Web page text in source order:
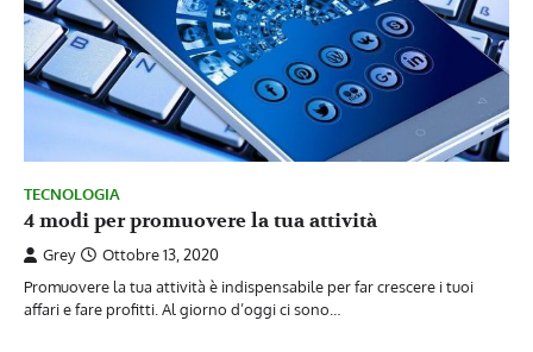
TECNOLOGIA
4 modi per promuovere la tua attività
Grey
Ottobre 13, 2020
Promuovere la tua attività è indispensabile per far crescere i tuoi
affari e fare profitti. Al giorno d’oggi ci sono…